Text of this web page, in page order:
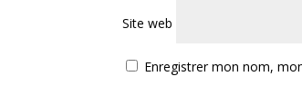
Site web
Enregistrer mon nom,